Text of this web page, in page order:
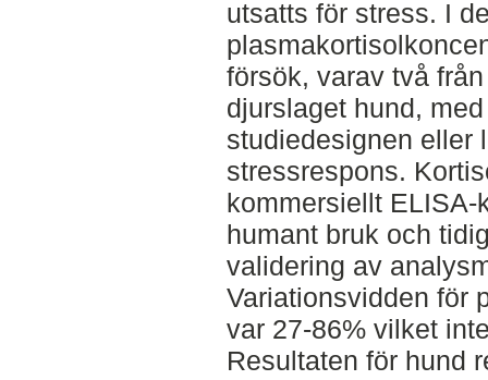
utsatts för stress. I
försök, varav två
djurslaget hund,
studiedesignen eller
stressrespons.
kommersiellt
humant bruk och
validering av
Variationsvidden för
var 27-86% vilket
Resultaten för hund